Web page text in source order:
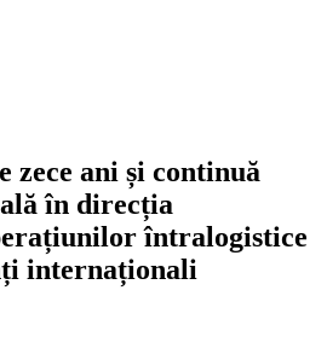
zece ani și continuă
în direcția
întralogistice
internaționali